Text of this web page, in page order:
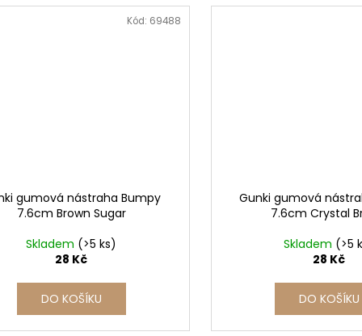
gumová nástraha Bumpy
7.6cm Brown Sugar
Skladem (>5 ks)
28 Kč
DO KOŠÍKU
Kód: 69488
Gunki gumová
7.6cm Crystal
Skladem (>5
28 Kč
DO KOŠÍKU